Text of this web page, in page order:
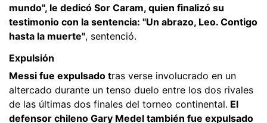
mundo", le dedicó Sor Caram, quien finalizó su
testimonio con la sentencia: "Un abrazo, Leo. Contigo
hasta la muerte", sentenció.
Expulsión
Messi fue expulsado tras verse involucrado en un
altercado durante un tenso duelo entre los dos rivales
de las últimas dos finales del torneo continental. El
defensor chileno Gary Medel también fue expulsado